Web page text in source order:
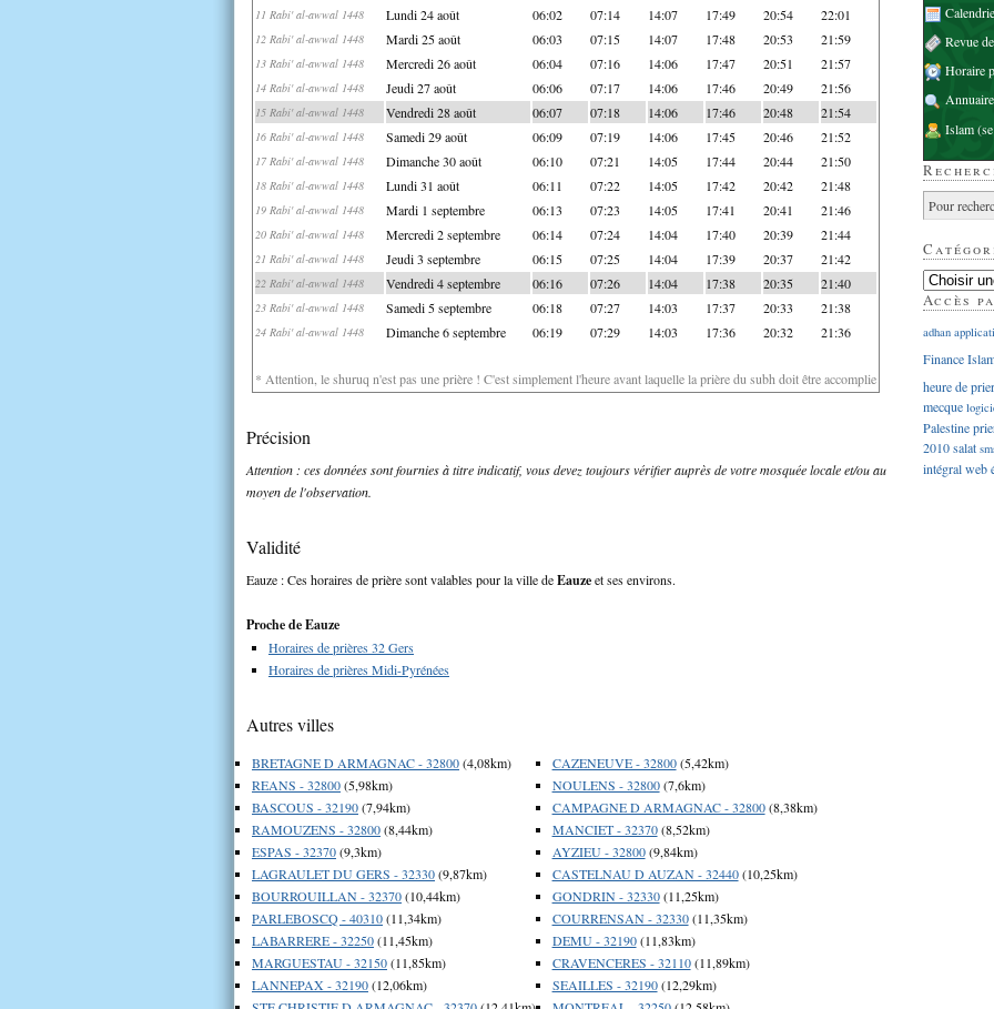
11 Rabi' al-awwal 1448 Lundi 24 août 06:02 07:14 14:07 17:49 20:54 22:01
12 Rabi' al-awwal 1448 Mardi 25 août 06:03 07:15 14:07 17:48 20:53 21:59
13 Rabi' al-awwal 1448 Mercredi 26 août 06:04 07:16 14:06 17:47 20:51 21:57
14 Rabi' al-awwal 1448 Jeudi 27 août 06:06 07:17 14:06 17:46 20:49 21:56
15 Rabi' al-awwal 1448 Vendredi 28 août 06:07 07:18 14:06 17:46 20:48 21:54
16 Rabi' al-awwal 1448 Samedi 29 août 06:09 07:19 14:06 17:45 20:46 21:52
17 Rabi' al-awwal 1448 Dimanche 30 août 06:10 07:21 14:05 17:44 20:44 21:50
18 Rabi' al-awwal 1448 Lundi 31 août 06:11 07:22 14:05 17:42 20:42 21:48
19 Rabi' al-awwal 1448 Mardi 1 septembre 06:13 07:23 14:05 17:41 20:41 21:46
20 Rabi' al-awwal 1448 Mercredi 2 septembre 06:14 07:24 14:04 17:40 20:39 21:44
21 Rabi' al-awwal 1448 Jeudi 3 septembre 06:15 07:25 14:04 17:39 20:37 21:42
22 Rabi' al-awwal 1448 Vendredi 4 septembre 06:16 07:26 14:04 17:38 20:35 21:40
23 Rabi' al-awwal 1448 Samedi 5 septembre 06:18 07:27 14:03 17:37 20:33 21:38
24 Rabi' al-awwal 1448 Dimanche 6 septembre 06:19 07:29 14:03 17:36 20:32 21:36
* Attention, le shuruq n'est pas une prière ! C'est simplement l'heure avant laquelle la prière du subh doit être accomplie
Précision
Attention : ces données sont fournies à titre indicatif, vous devez toujours vérifier auprès de votre mosquée locale et/ou au
moyen de l'observation.
Validité
Eauze : Ces horaires de prière sont valables pour la ville deEauzeet ses environs.
Proche de Eauze
Horaires de prières 32 Gers
Horaires de prières Midi-Pyrénées
Autres villes
BRETAGNE D ARMAGNAC - 32800(4,08km)
REANS - 32800(5,98km)
BASCOUS - 32190(7,94km)
RAMOUZENS - 32800(8,44km)
ESPAS - 32370(9,3km)
LAGRAULET DU GERS - 32330(9,87km)
BOURROUILLAN - 32370(10,44km)
PARLEBOSCQ - 40310(11,34km)
LABARRERE - 32250(11,45km)
MARGUESTAU - 32150(11,85km)
LANNEPAX - 32190(12,06km)
CAZENEUVE - 32800(5,42km)
NOULENS - 32800(7,6km)
CAMPAGNE D ARMAGNAC - 32800(8,38km)
MANCIET - 32370(8,52km)
AYZIEU - 32800(9,84km)
CASTELNAU D AUZAN - 32440(10,25km)
GONDRIN - 32330(11,25km)
COURRENSAN - 32330(11,35km)
DEMU - 32190(11,83km)
CRAVENCERES - 32110(11,89km)
SEAILLES - 32190(12,29km)
Revue
Horaire
Islam
Accès
adhan
Finance
heure de
mecque
Palestine
2010salat
intégralweb